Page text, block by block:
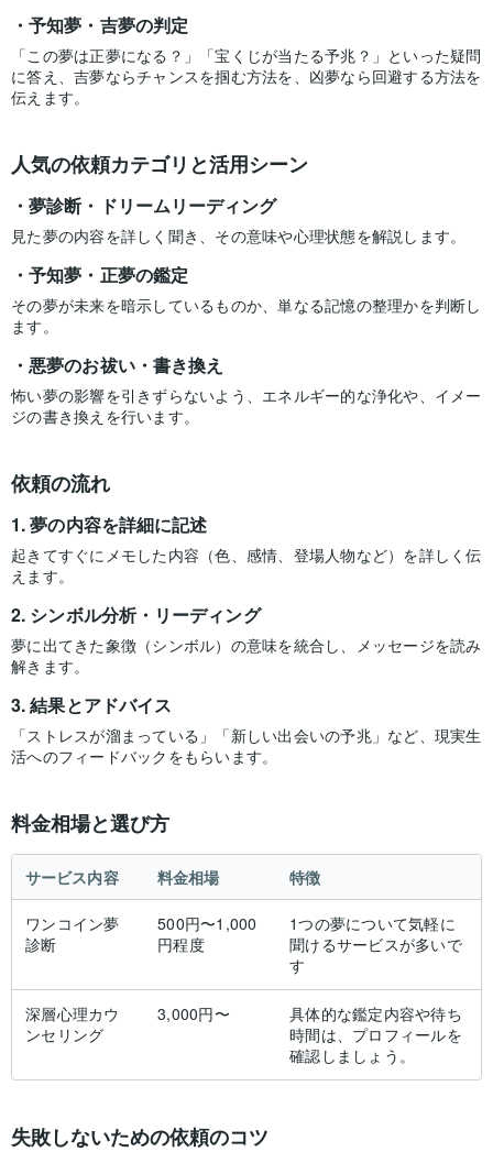
予知夢・吉夢の判定
「この夢は正夢になる？」「宝くじが当たる予兆？」といった疑問
に答え、吉夢ならチャンスを掴む方法を、凶夢なら回避する方法を
伝えます。
人気の依頼カテゴリと活用シーン
夢診断・ドリームリーディング
見た夢の内容を詳しく聞き、その意味や心理状態を解説します。
予知夢・正夢の鑑定
その夢が未来を暗示しているものか、単なる記憶の整理かを判断し
ます。
悪夢のお祓い・書き換え
怖い夢の影響を引きずらないよう、エネルギー的な浄化や、イメー
ジの書き換えを行います。
依頼の流れ
夢の内容を詳細に記述
起きてすぐにメモした内容（色、感情、登場人物など）を詳しく伝
えます。
シンボル分析・リーディング
夢に出てきた象徴（シンボル）の意味を統合し、メッセージを読み
解きます。
結果とアドバイス
「ストレスが溜まっている」「新しい出会いの予兆」など、現実生
活へのフィードバックをもらいます。
料金相場と選び方
サービス内容 料金相場 特徴
ワンコイン夢
診断
500円〜1,000
円程度
1つの夢について気軽に
聞けるサービスが多いで
す
深層心理カウ
ンセリング
3,000円〜
具体的な鑑定内容や待ち
時間は、プロフィールを
確認しましょう。
失敗しないための依頼のコツ